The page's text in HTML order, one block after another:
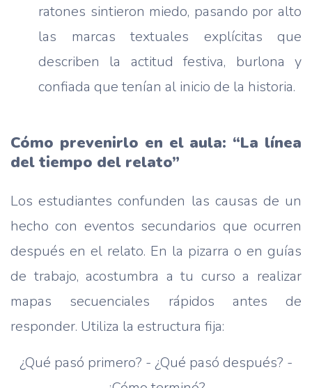
ratones sintieron miedo, pasando por alto
las marcas textuales explícitas que
describen la actitud festiva, burlona y
confiada que tenían al inicio de la historia.
Cómo prevenirlo en el aula: “La línea
del tiempo del relato”
Los estudiantes confunden las causas de un
hecho con eventos secundarios que ocurren
después en el relato. En la pizarra o en guías
de trabajo, acostumbra a tu curso a realizar
mapas secuenciales rápidos antes de
responder. Utiliza la estructura fija:
¿Qué pasó primero? - ¿Qué pasó después? -